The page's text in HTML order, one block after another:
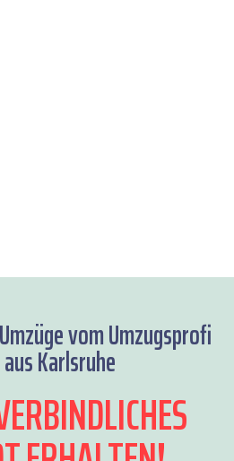
vom Umzugsprofi
Karlsruhe